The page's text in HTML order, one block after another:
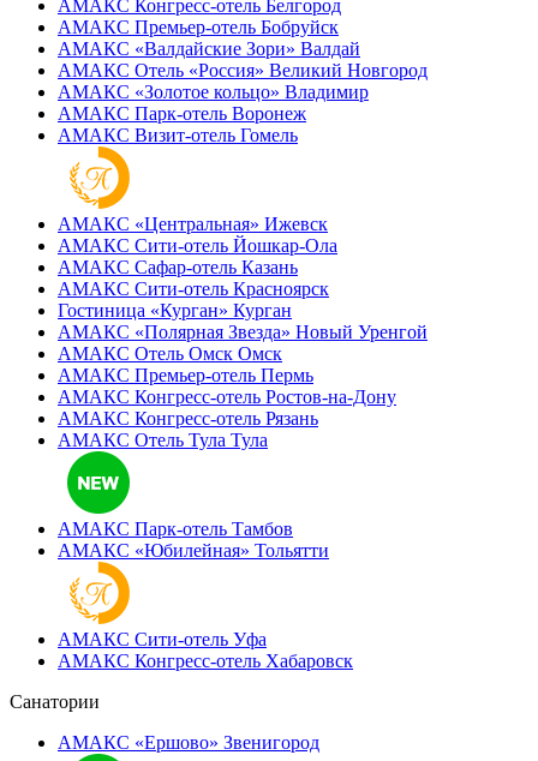
АМАКС Конгресс-отель Белгород
АМАКС Премьер-отель Бобруйск
АМАКС «‎Валдайские Зори» Валдай
АМАКС Отель «‎Россия» Великий Новгород
АМАКС «‎Золотое кольцо» Владимир
АМАКС Парк-отель Воронеж
АМАКС Визит-отель Гомель
АМАКС «‎Центральная» Ижевск
АМАКС Сити-отель Йошкар-Ола
АМАКС Сафар-отель Казань
АМАКС Сити-отель Красноярск
Гостиница «‎Курган» Курган
АМАКС «Полярная Звезда» Новый Уренгой
АМАКС Отель ‎Омск Омск
АМАКС Премьер-отель Пермь
АМАКС Конгресс-отель Ростов-на-Дону
АМАКС Конгресс-отель Рязань
АМАКС Отель Тула Тула
АМАКС Парк-отель Тамбов
АМАКС «‎Юбилейная» Тольятти
АМАКС Сити-отель Уфа
АМАКС Конгресс-отель Хабаровск
Санатории
АМАКС «Ершово» Звенигород